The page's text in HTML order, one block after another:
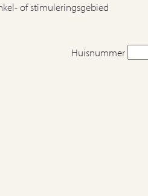
of stimuleringsgebied
Huisnummer